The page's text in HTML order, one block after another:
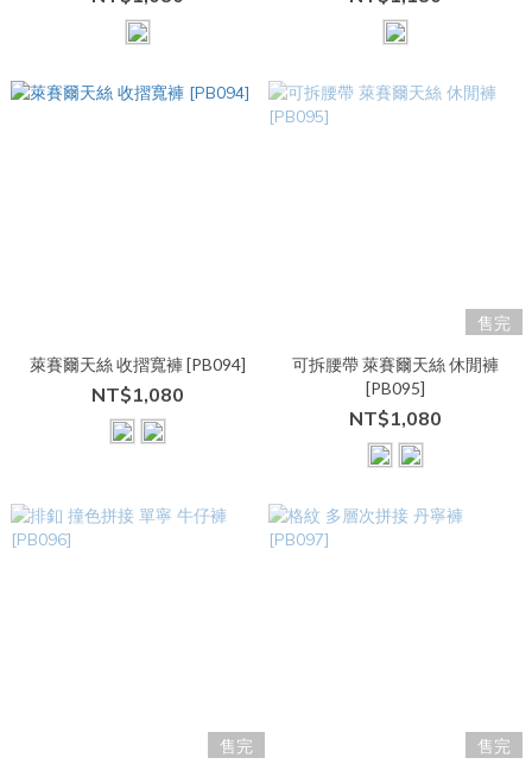
萊賽爾天絲 收摺寬褲 [PB094]
NT$1,080
售完
可拆腰帶 萊賽爾天絲 休閒褲
[PB095]
NT$1,080
售完 售完